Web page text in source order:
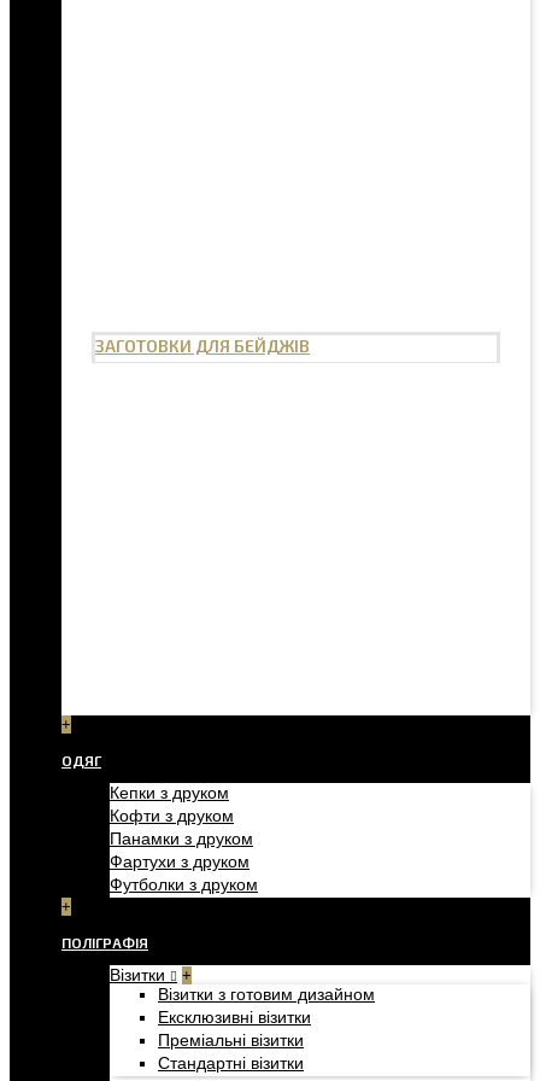
ЗАГОТОВКИ ДЛЯ БЕЙДЖІВ
+
ОДЯГ
Кепки з друком
Кофти з друком
Панамки з друком
Фартухи з друком
Футболки з друком
+
ПОЛІГРАФІЯ
Візитки +
Візитки з готовим дизайном
Ексклюзивні візитки
Преміальні візитки
Стандартні візитки